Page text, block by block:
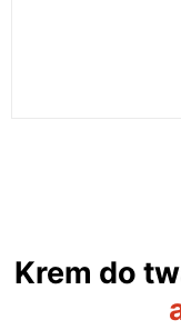
Krem do